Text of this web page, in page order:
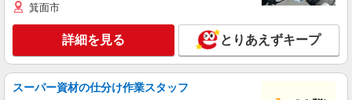
箕面市
詳細を見る とりあえずキープ
スーパー資材の仕分け作業スタッフ